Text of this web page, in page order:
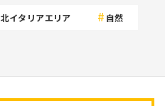
北イタリアエリア 自然